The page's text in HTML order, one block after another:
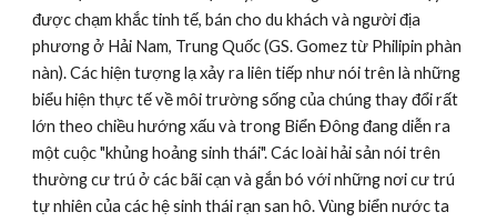
được chạm khắc tinh tế, bán cho du khách và người địa
phương ở Hải Nam, Trung Quốc (GS. Gomez từ Philipin phàn
nàn). Các hiện tượng lạ xảy ra liên tiếp như nói trên là những
biểu hiện thực tế về môi trường sống của chúng thay đổi rất
lớn theo chiều hướng xấu và trong Biển Đông đang diễn ra
một cuộc "khủng hoảng sinh thái". Các loài hải sản nói trên
thường cư trú ở các bãi cạn và gắn bó với những nơi cư trú
tự nhiên của các hệ sinh thái rạn san hô. Vùng biển nước ta